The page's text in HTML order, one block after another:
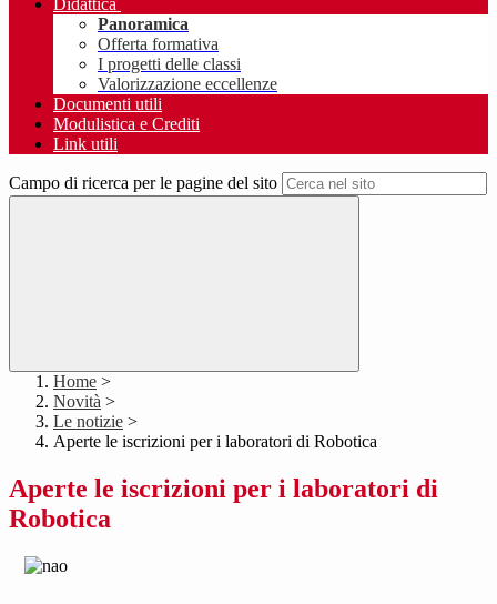
Didattica
Panoramica
Offerta formativa
I progetti delle classi
Valorizzazione eccellenze
Documenti utili
Modulistica e Crediti
Link utili
Campo di ricerca per le pagine del sito
Home >
Novità >
Le notizie >
Aperte le iscrizioni per i laboratori di Robotica
Aperte le iscrizioni per i laboratori di
Robotica